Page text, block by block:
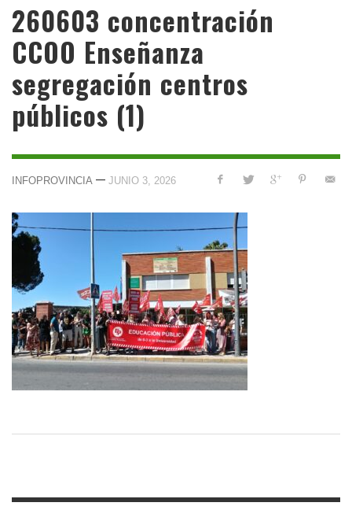
260603 concentración
CCOO Enseñanza
segregación centros
públicos (1)
INFOPROVINCIA — JUNIO 3, 2026